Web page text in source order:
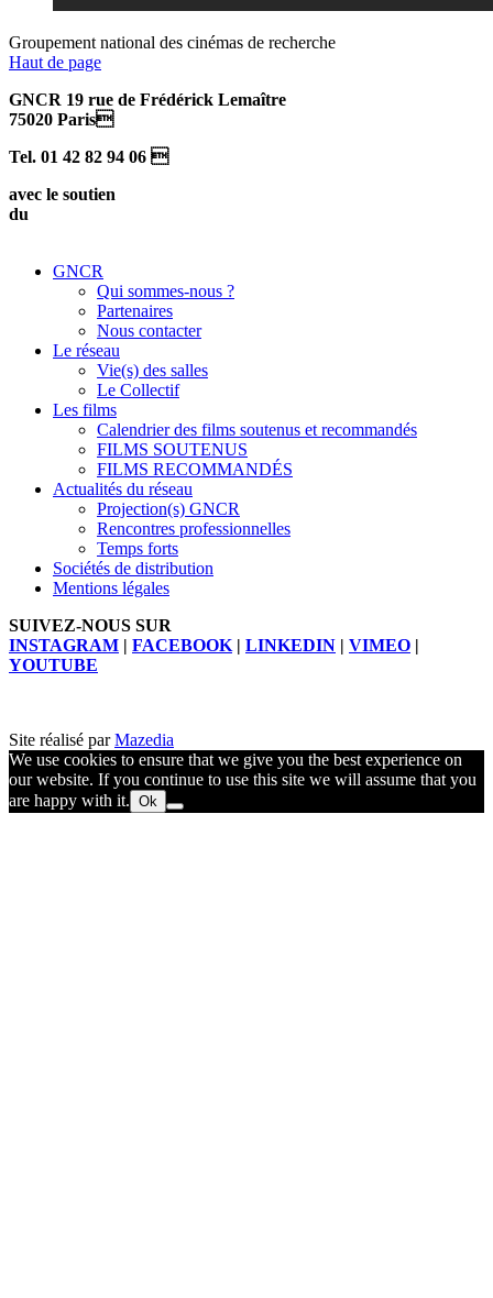
Groupement national des cinémas de recherche
Haut de page
GNCR 19 rue de Frédérick Lemaître
75020 Paris
Tel. 01 42 82 94 06 
avec le soutien
du
GNCR
Qui sommes-nous ?
Partenaires
Nous contacter
Le réseau
Vie(s) des salles
Le Collectif
Les films
Calendrier des films soutenus et recommandés
FILMS SOUTENUS
FILMS RECOMMANDÉS
Actualités du réseau
Projection(s) GNCR
Rencontres professionnelles
Temps forts
Sociétés de distribution
Mentions légales
SUIVEZ-NOUS SUR
INSTAGRAM | FACEBOOK | LINKEDIN | VIMEO |
YOUTUBE
Site réalisé parMazedia
We use cookies to ensure that we give you the best experience on
our website. If you continue to use this site we will assume that you
are happy with it. Ok